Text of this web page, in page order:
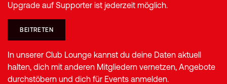
Upgrade auf Supporter ist jederzeit möglich.
BEITRETEN
In unserer Club Lounge kannst du deine Daten aktuell
halten, dich mit anderen Mitgliedern vernetzen, Angebote
durchstöbern und dich für Events anmelden.